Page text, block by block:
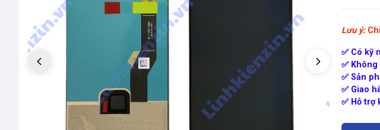
Lưu ý:
✅ Có kỹ
✅
✅ Sản
✅ Giao
✅ Hỗ trợ